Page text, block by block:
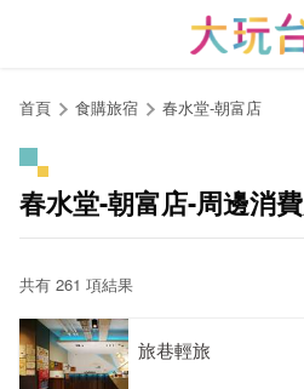
首頁 食購旅宿 春水堂-朝富店
春水堂-朝富店-周邊消
共有 261 項結果
旅巷輕旅